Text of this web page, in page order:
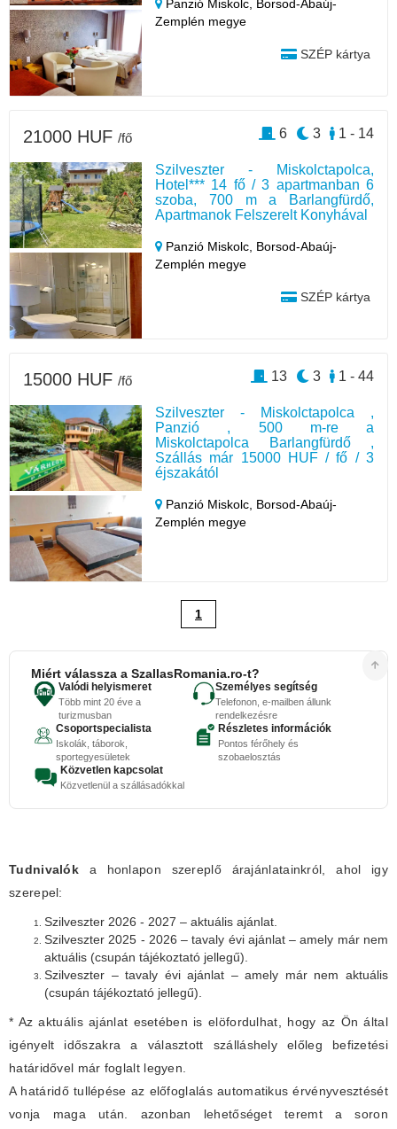
Panzió Miskolc,
Borsod-Abaúj-
Zemplén megye
SZÉP kártya
Szilveszter - Miskolctapolca,
Hotel*** 14 fő / 3 apartmanban 6
szoba, 700 m a Barlangfürdő,
Apartmanok Felszerelt Konyhával
Panzió Miskolc, Borsod-Abaúj-
Zemplén megye
SZÉP kártya
21000 HUF /fő 1 - 14
3
6
Szilveszter - Miskolctapolca ,
Panzió , 500 m-re a
Miskolctapolca Barlangfürdő ,
Szállás már 15000 HUF / fő / 3
éjszakától
Panzió Miskolc, Borsod-Abaúj-
Zemplén megye
15000 HUF /fő 1 - 44
3
13
1
Miért válassza a SzallasRomania.ro-t?
Valódi helyismeret
Több mint 20 éve a
turizmusban
Személyes segítség
Telefonon, e-mailben állunk
rendelkezésre
Csoportspecialista
Iskolák, táborok,
sportegyesületek
Részletes információk
Pontos férőhely és
szobaelosztás
Közvetlen kapcsolat
Közvetlenül a szállásadókkal
Tudnivalók a honlapon szereplő árajánlatainkról, ahol igy
szerepel:
Szilveszter 2026 - 2027 – aktuális ajánlat.
Szilveszter 2025 - 2026 – tavaly évi ajánlat – amely már nem
aktuális (csupán tájékoztató jellegű).
Szilveszter – tavaly évi ajánlat – amely már nem aktuális
(csupán tájékoztató jellegű).
* Az aktuális ajánlat esetében is elöfordulhat, hogy az Ön által
igényelt időszakra a választott szálláshely előleg befizetési
határidővel már foglalt legyen.
A határidő tullépése az előfoglalás automatikus érvényvesztését
vonja maga után. azonban lehetőséget teremt a soron